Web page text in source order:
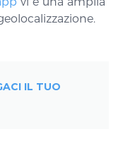
IL TUO